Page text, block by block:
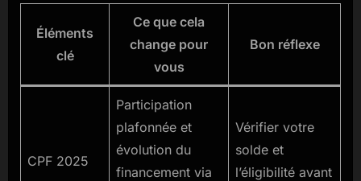
Éléments
clé
Ce que cela
change pour
vous
Bon réflexe
CPF 2025
Participation
plafonnée et
évolution du
financement via
Vérifier votre
solde et
l’éligibilité avant